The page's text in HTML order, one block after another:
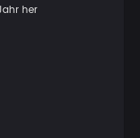
her